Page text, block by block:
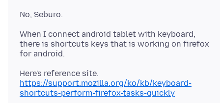
When I connect android tablet with keyboard,
there is shortcuts keys that is working on firefox
https://support.mozilla.org/ko/kb/keyboard-
shortcuts-perform-firefox-tasks-quickly